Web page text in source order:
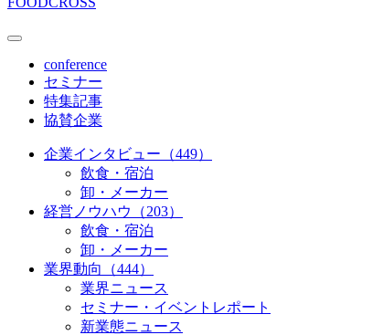
conference
セミナー
特集記事
協賛企業
企業インタビュー（449）
飲食・宿泊
卸・メーカー
経営ノウハウ（203）
飲食・宿泊
卸・メーカー
業界動向（444）
業界ニュース
セミナー・イベントレポート
新業態ニュース